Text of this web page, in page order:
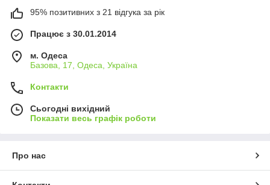
95% позитивних з 21 відгука за рік
Працює з 30.01.2014
м. Одеса
Базова, 17, Одеса, Україна
Контакти
Сьогодні вихідний
Показати весь графік роботи
Про нас